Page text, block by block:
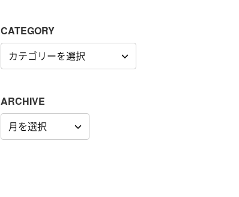
CATEGORY
CATEGORY
ARCHIVE
ARCHIVE